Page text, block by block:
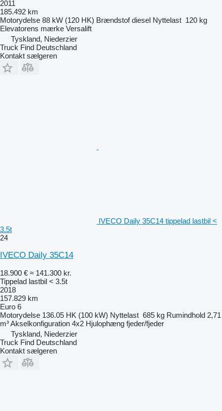
2011
185.492 km
Motorydelse 88 kW (120 HK) Brændstof diesel Nyttelast 120 kg
Elevatorens mærke Versalift
Tyskland, Niederzier
Truck Find Deutschland
Kontakt sælgeren
IVECO Daily 35C14 tippelad lastbil <
3.5t
24
IVECO Daily 35C14
18.900 € ≈ 141.300 kr.
Tippelad lastbil < 3.5t
2018
157.829 km
Euro 6
Motorydelse 136.05 HK (100 kW) Nyttelast 685 kg Rumindhold 2,71
m³Akselkonfiguration 4x2 Hjulophæng fjeder/fjeder
Tyskland, Niederzier
Truck Find Deutschland
Kontakt sælgeren